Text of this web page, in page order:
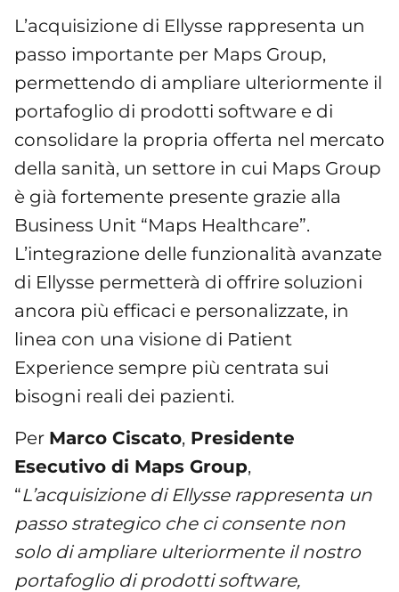
L’acquisizione di Ellysse rappresenta un
passo importante per Maps Group,
permettendo di ampliare ulteriormente il
portafoglio di prodotti software e di
consolidare la propria offerta nel mercato
della sanità, un settore in cui Maps Group
è già fortemente presente grazie alla
Business Unit “Maps Healthcare”.
L’integrazione delle funzionalità avanzate
di Ellysse permetterà di offrire soluzioni
ancora più efficaci e personalizzate, in
linea con una visione di Patient
Experience sempre più centrata sui
bisogni reali dei pazienti.
Per Marco Ciscato, Presidente
Esecutivo di Maps Group,
“L’acquisizione di Ellysse rappresenta un
passo strategico che ci consente non
solo di ampliare ulteriormente il nostro
portafoglio di prodotti software,